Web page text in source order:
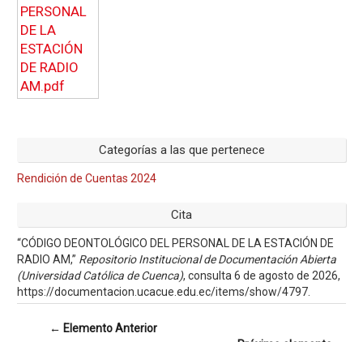
Categorías a las que pertenece
Rendición de Cuentas 2024
Cita
“CÓDIGO DEONTOLÓGICO DEL PERSONAL DE LA ESTACIÓN DE
RADIO AM,” Repositorio Institucional de Documentación Abierta
(Universidad Católica de Cuenca), consulta 6 de agosto de 2026,
https://documentacion.ucacue.edu.ec/items/show/4797
← Elemento Anterior